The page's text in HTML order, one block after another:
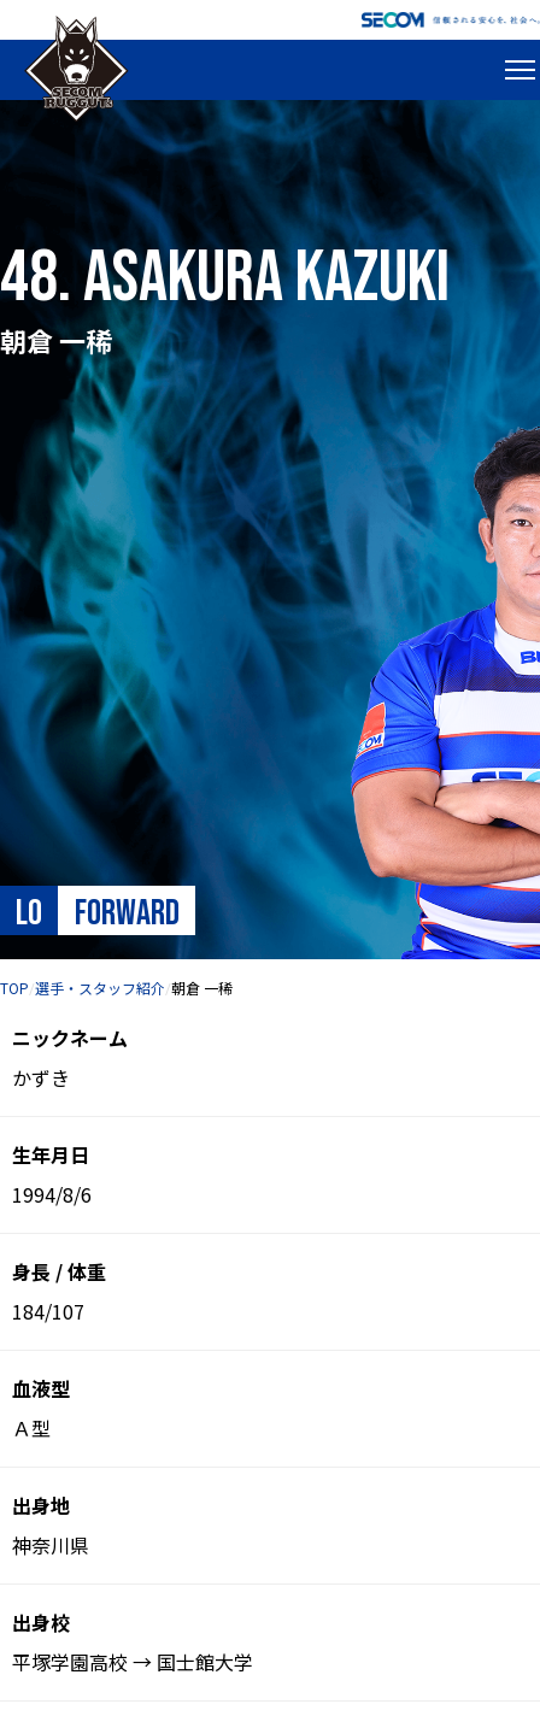
朝倉 一稀
48. ASAKURA KAZUKI
LO FORWARD
サイト内の現在地
TOP 選手・スタッフ紹介 朝倉 一稀
ニックネーム
かずき
生年月日
1994/8/6
身長 / 体重
184/107
血液型
Ａ型
出身地
神奈川県
出身校
平塚学園高校 → 国士館大学